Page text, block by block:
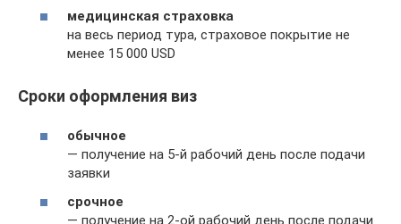
медицинская страховка
на весь период тура, страховое покрытие не
менее 15 000 USD
Сроки оформления виз
обычное
— получение на 5-й рабочий день после подачи
заявки
срочное
— получение на 2-ой рабочий день после подачи